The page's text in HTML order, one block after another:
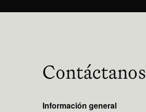
Contáctanos
Información general